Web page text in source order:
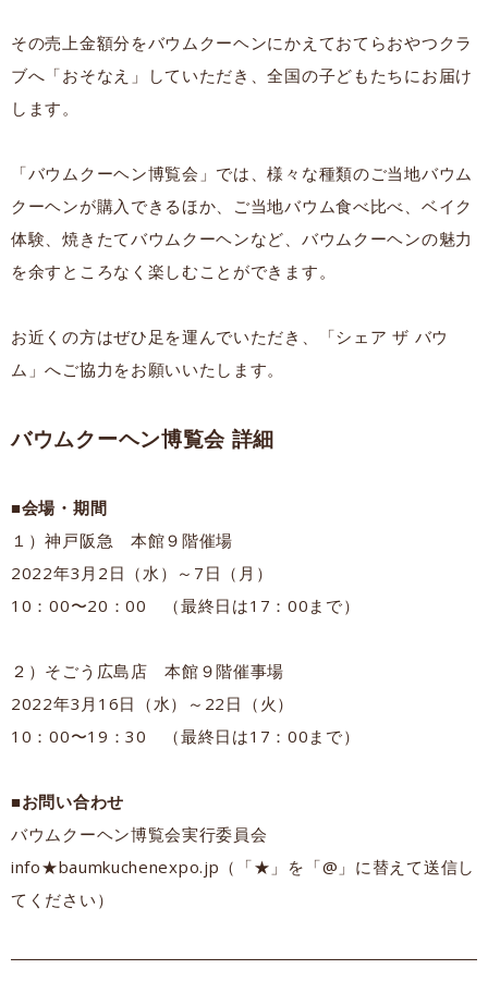
その売上金額分をバウムクーヘンにかえておてらおやつクラ
ブへ「おそなえ」していただき、全国の子どもたちにお届け
します。
「バウムクーヘン博覧会」では、様々な種類のご当地バウム
クーヘンが購入できるほか、ご当地バウム食べ比べ、ベイク
体験、焼きたてバウムクーヘンなど、バウムクーヘンの魅力
を余すところなく楽しむことができます。
お近くの方はぜひ足を運んでいただき、「シェア ザ バウ
ム」へご協力をお願いいたします。
バウムクーヘン博覧会 詳細
■会場・期間
１）神戸阪急 本館９階催場
2022年3月2日（水）～7日（月）
10：00〜20：00 （最終日は17：00まで）
２）そごう広島店 本館９階催事場
2022年3月16日（水）～22日（火）
10：00〜19：30 （最終日は17：00まで）
■お問い合わせ
バウムクーヘン博覧会実行委員会
info★baumkuchenexpo.jp（「★」を「@」に替えて送信し
てください）